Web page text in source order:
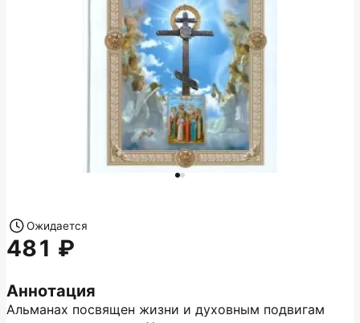
Аннотация
Альманах посвящен жизни и духовным подвигам
Ожидается
481